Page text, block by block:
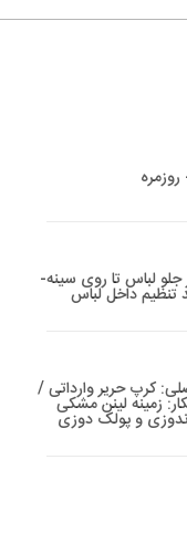
لباس تا روی سینه-
تنظیم داخل لباس
کرپ حریر وارداتی /
زمینه لینن مشکی
و پولک دوزی